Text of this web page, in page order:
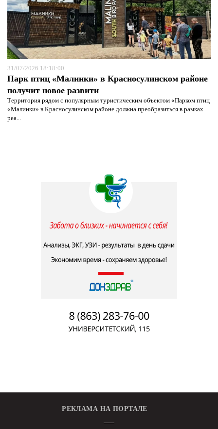
31/07/2026 18:18:00
Парк птиц «Малинки» в Красносулинском районе
получит новое развити
Территория рядом с популярным туристическим объектом «Парком птиц
«Малинки» в Красносулинском районе должна преобразиться в рамках
реа...
РЕКЛАМА НА ПОРТАЛЕ